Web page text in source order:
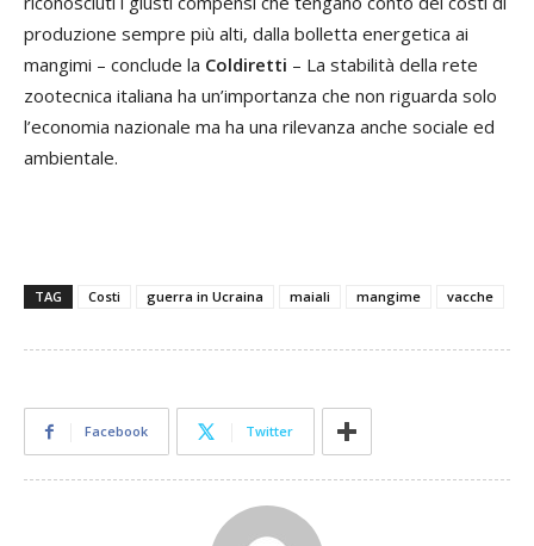
produzione sempre più alti, dalla bolletta energetica ai
mangimi – conclude la Coldiretti – La stabilità della rete
zootecnica italiana ha un’importanza che non riguarda solo
l’economia nazionale ma ha una rilevanza anche sociale ed
ambientale.
TAG Costi guerra in Ucraina maiali mangime vacche
Facebook Twitter